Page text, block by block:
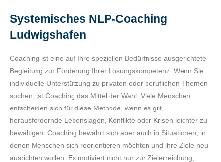
Systemisches NLP-Coaching
Ludwigshafen
Coaching ist eine auf Ihre speziellen Bedürfnisse ausgerichtete
Begleitung zur Förderung Ihrer Lösungskompetenz. Wenn Sie
individuelle Unterstützung zu privaten oder beruflichen Themen
suchen, ist Coaching das Mittel der Wahl. Viele Menschen
entscheiden sich für diese Methode, wenn es gilt,
herausfordernde Lebenslagen, Konflikte oder Krisen leichter zu
bewältigen. Coaching bewährt sich aber auch in Situationen, in
denen Menschen sich reorientieren möchten und ihre Ziele neu
ausrichten wollen. Es motiviert nicht nur zur Zielerreichung,